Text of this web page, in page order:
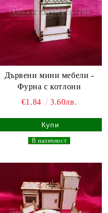
Дървени мини мебели -
Фурна с котлони
€1.84
3.60лв.
В наличност